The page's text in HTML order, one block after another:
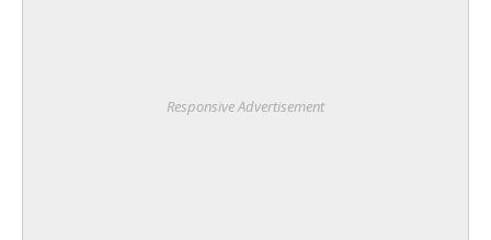
Responsive Advertisement